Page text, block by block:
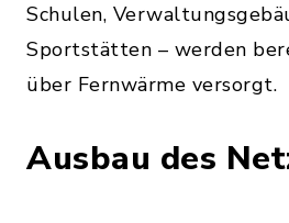
Schulen,
Sportstätten – werden
über Fernwärme versorgt.
Ausbau des